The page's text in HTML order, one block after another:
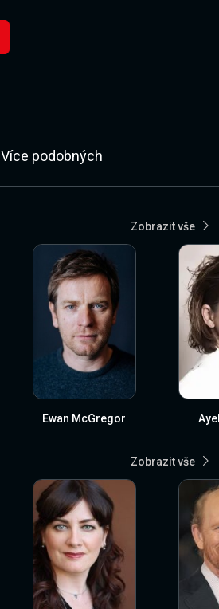
Více podobných
Zobrazit vše
Ewan McGregor
Zobrazit vše